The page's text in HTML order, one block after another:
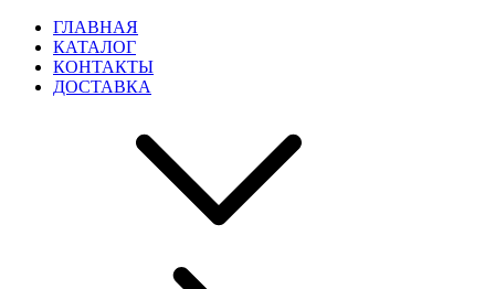
ГЛАВНАЯ
КАТАЛОГ
КОНТАКТЫ
ДОСТАВКА